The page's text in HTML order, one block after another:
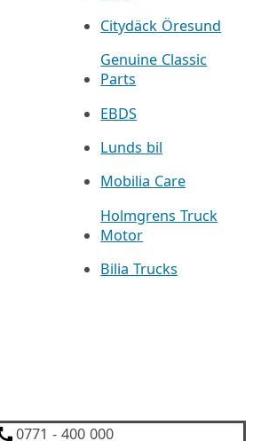
Citydäck Öresund
Genuine Classic
Parts
EBDS
Lunds bil
Mobilia Care
Holmgrens Truck
Motor
Bilia Trucks
0771 - 400 000